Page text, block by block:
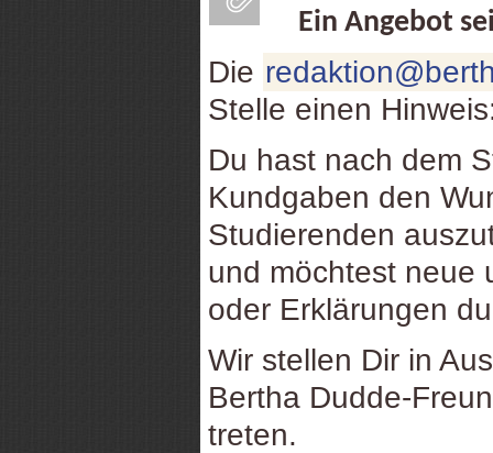
Ein Angebot
Die
Stelle einen
Du hast nach dem
Kundgaben den
Studierenden
und möchtest neue
oder Erklärungen
Wir stellen Dir in
Bertha Dudde-
treten.